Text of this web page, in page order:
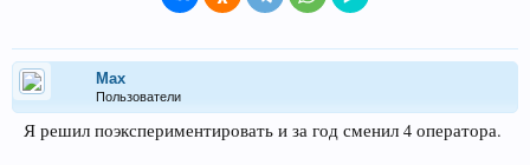
Max
Пользователи
Я решил поэкспериментировать и за год сменил 4 оператора.